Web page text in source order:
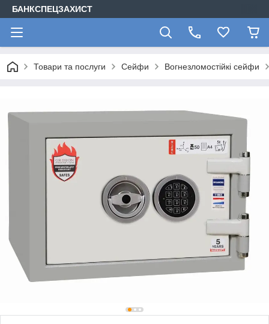
БАНКСПЕЦЗАХИСТ
Товари та послуги Сейфи Вогнезломостійкі сейфи